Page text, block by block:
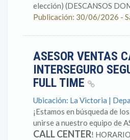
elección) (DESCANSOS
Publicación: 30/06/2026 -
ASESOR VENTAS
INTERSEGURO
FULL TIME
Ubicación: La Victoria |
¡Estamos en búsqueda de
unirse a nuestro equipo de
CALL CENTER!